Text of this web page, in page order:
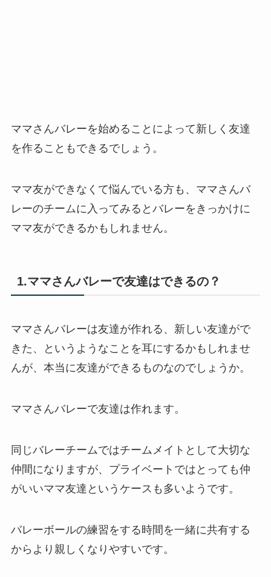
ママさんバレーを始めることによって新しく友達
を作ることもできるでしょう。
ママ友ができなくて悩んでいる方も、ママさんバ
レーのチームに入ってみるとバレーをきっかけに
ママ友ができるかもしれません。
1.ママさんバレーで友達はできるの？
ママさんバレーは友達が作れる、新しい友達がで
きた、というようなことを耳にするかもしれませ
んが、本当に友達ができるものなのでしょうか。
ママさんバレーで友達は作れます。
同じバレーチームではチームメイトとして大切な
仲間になりますが、プライベートではとっても仲
がいいママ友達というケースも多いようです。
バレーボールの練習をする時間を一緒に共有する
からより親しくなりやすいです。